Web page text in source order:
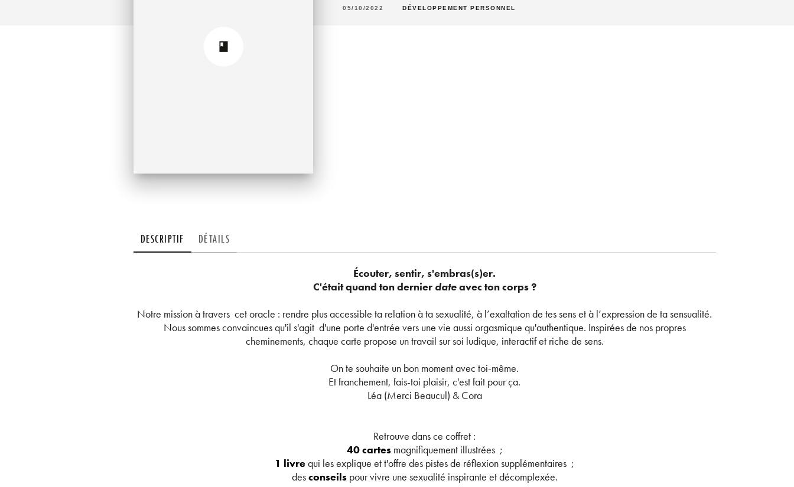
05/10/2022 DÉVELOPPEMENT PERSONNEL
DESCRIPTIF DÉTAILS
Écouter, sentir, s'embras(s)er.
C'était quand ton dernier dateavec ton corps ?
Notre mission à travers cet oracle : rendre plus accessible ta relation à ta sexualité, à l’exaltation de tes sens et à l’expression de ta sensualité.
Nous sommes convaincues qu'il s'agit d'une porte d'entrée vers une vie aussi orgasmique qu'authentique. Inspirées de nos propres
cheminements, chaque carte propose un travail sur soi ludique, interactif et riche de sens.
On te souhaite un bon moment avec toi-même.
Et franchement, fais-toi plaisir, c'est fait pour ça.
Léa (Merci Beaucul) & Cora
Retrouve dans ce coffret :
40 cartesmagnifiquement illustrées ;
1 livrequi les explique et t'offre des pistes de réflexion supplémentaires ;
desconseils pour vivre une sexualité inspirante et décomplexée.